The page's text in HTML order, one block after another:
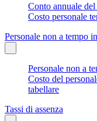
Conto annuale del
Costo personale
Personale non a tempo
Personale non a
Costo del
tabellare
Tassi di assenza